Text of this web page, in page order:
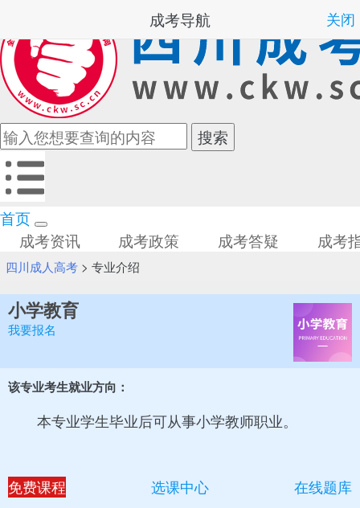
首页
成考资讯
成考政策 成考答疑 成考
四川成人高考> 专业介绍
小学教育
我要报名
该专业考生就业方向：
本专业学生毕业后可从事小学教师职业。
免费课程 选课中心 在线题库
成考导航 关闭